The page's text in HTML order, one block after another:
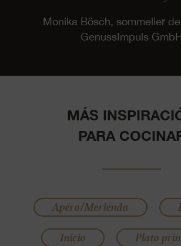
Monika Bösch, sommelier
GenussImpuls
MÁS
PARA
Apéro/Merienda
Inicio
Plato